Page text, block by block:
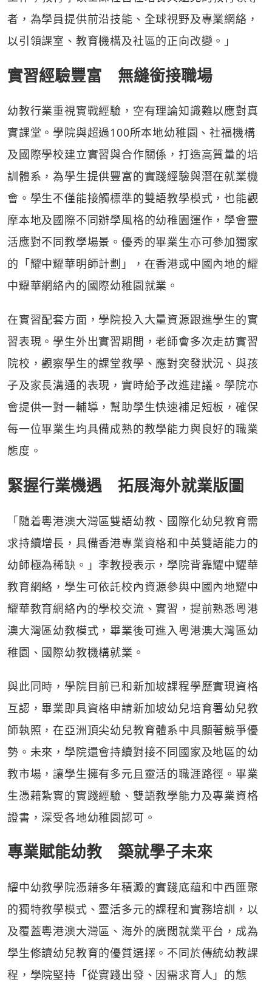
者，為學員提供前沿技能、全球視野及專業網絡，
以引領課室、教育機構及社區的正向改變。」
實習經驗豐富 無縫銜接職場
幼教行業重視實戰經驗，空有理論知識難以應對真
實課堂。學院與超過100所本地幼稚園、社福機構
及國際學校建立實習與合作關係，打造高質量的培
訓體系，為學生提供豐富的實踐經驗與潛在就業機
會。學生不僅能接觸標準的雙語教學模式，也能觀
摩本地及國際不同辦學風格的幼稚園運作，學會靈
活應對不同教學場景。優秀的畢業生亦可參加獨家
的「耀中耀華明師計劃」，在香港或中國內地的耀
中耀華網絡內的國際幼稚園就業。
在實習配套方面，學院投入大量資源跟進學生的實
習表現。學生外出實習期間，老師會多次走訪實習
院校，觀察學生的課堂教學、應對突發狀況、與孩
子及家長溝通的表現，實時給予改進建議。學院亦
會提供一對一輔導，幫助學生快速補足短板，確保
每一位畢業生均具備成熟的教學能力與良好的職業
態度。
緊握行業機遇 拓展海外就業版圖
「隨着粵港澳大灣區雙語幼教、國際化幼兒教育需
求持續增長，具備香港專業資格和中英雙語能力的
幼師極為稀缺。」李教授表示，學院背靠耀中耀華
教育網絡，學生可依託校內資源參與中國內地耀中
耀華教育網絡內的學校交流、實習，提前熟悉粵港
澳大灣區幼教模式，畢業後可進入粵港澳大灣區幼
稚園、國際幼教機構就業。
與此同時，學院目前已和新加坡課程學歷實現資格
互認，畢業即具資格申請新加坡幼兒培育署幼兒教
師執照，在亞洲頂尖幼兒教育體系中具顯著競爭優
勢。未來，學院還會持續對接不同國家及地區的幼
教市場，讓學生擁有多元且靈活的職涯路徑。畢業
生憑藉紮實的實踐經驗、雙語教學能力及專業資格
證書，深受各地幼稚園認可。
專業賦能幼教 築就學子未來
耀中幼教學院憑藉多年積澱的實踐底蘊和中西匯聚
的獨特教學模式、靈活多元的課程和實務培訓，以
及覆蓋粵港澳大灣區、海外的廣闊就業平台，成為
學生修讀幼兒教育的優質選擇。不同於傳統幼教課
程，學院堅持「從實踐出發、因需求育人」的態